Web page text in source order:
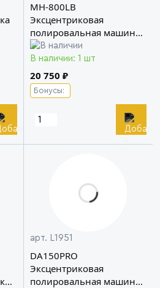
MH-800LB
Эксцентриковая
полировальная машинка
с двойным редуктором
HANKO
В наличии: 1 шт
20 750 ₽
Бонусы:
арт. L1951
DA150PRO
Эксцентриковая
полировальная машинка